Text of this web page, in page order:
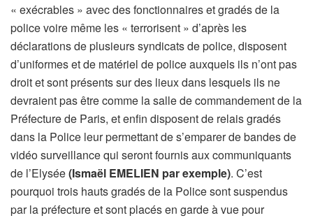
« exécrables » avec des fonctionnaires et gradés de la
police voire même les « terrorisent » d’après les
déclarations de plusieurs syndicats de police, disposent
d’uniformes et de matériel de police auxquels ils n’ont pas
droit et sont présents sur des lieux dans lesquels ils ne
devraient pas être comme la salle de commandement de la
Préfecture de Paris, et enfin disposent de relais gradés
dans la Police leur permettant de s’emparer de bandes de
vidéo surveillance qui seront fournis aux communiquants
de l’Elysée(Ismaël EMELIEN par exemple). C’est
pourquoi trois hauts gradés de la Police sont suspendus
par la préfecture et sont placés en garde à vue pour